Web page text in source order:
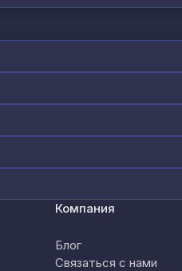
Компания
Блог
Связаться с нами